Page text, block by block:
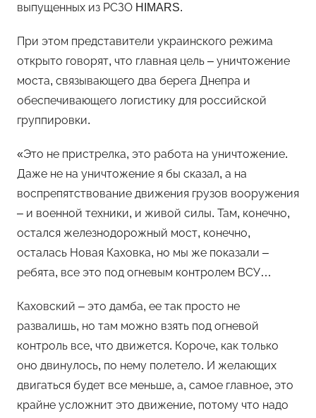
выпущенных из РСЗО HIMARS.
При этом представители украинского режима
открыто говорят, что главная цель – уничтожение
моста, связывающего два берега Днепра и
обеспечивающего логистику для российской
группировки.
«Это не пристрелка, это работа на уничтожение.
Даже не на уничтожение я бы сказал, а на
воспрепятствование движения грузов вооружения
– и военной техники, и живой силы. Там, конечно,
остался железнодорожный мост, конечно,
осталась Новая Каховка, но мы же показали –
ребята, все это под огневым контролем ВСУ…
Каховский – это дамба, ее так просто не
развалишь, но там можно взять под огневой
контроль все, что движется. Короче, как только
оно двинулось, по нему полетело. И желающих
двигаться будет все меньше, а, самое главное, это
крайне усложнит это движение, потому что надо